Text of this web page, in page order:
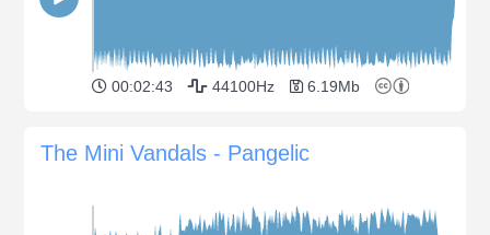
00:02:43 44100Hz 6.19Mb
The Mini Vandals - Pangelic